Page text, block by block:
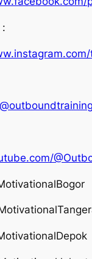
@outboundtraining